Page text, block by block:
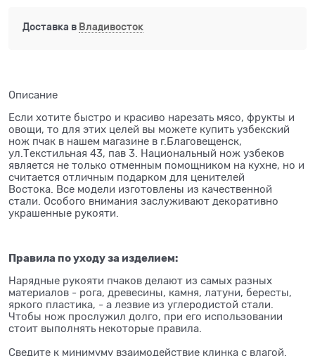
Доставка в Владивосток
Описание
Если хотите быстро и красиво нарезать мясо, фрукты и
овощи, то для этих целей вы можете купить узбекский
нож пчак в нашем магазине в г.Благовещенск,
ул.Текстильная 43, пав 3. Национальный нож узбеков
является не только отменным помощником на кухне, но и
считается отличным подарком для ценителей
Востока. Все модели изготовлены из качественной
стали. Особого внимания заслуживают декоративно
украшенные рукояти.
Правила по уходу за изделием:
Нарядные рукояти пчаков делают из самых разных
материалов - рога, древесины, камня, латуни, бересты,
яркого пластика, - а лезвие из углеродистой стали.
Чтобы нож прослужил долго, при его использовании
стоит выполнять некоторые правила.
Сведите к минимуму взаимодействие клинка с влагой.